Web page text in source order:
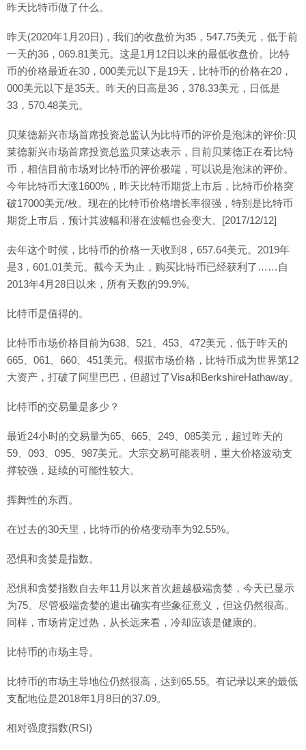
昨天比特币做了什么。
昨天(2020年1月20日)，我们的收盘价为35，547.75美元，低于前
一天的36，069.81美元。这是1月12日以来的最低收盘价。比特
币的价格最近在30，000美元以下是19天，比特币的价格在20，
000美元以下是35天。昨天的日高是36，378.33美元，日低是
33，570.48美元。
贝莱德新兴市场首席投资总监认为比特币的评价是泡沫的评价:贝
莱德新兴市场首席投资总监贝莱达表示，目前贝莱德正在看比特
币，相信目前市场对比特币的评价极端，可以说是泡沫的评价。
今年比特币大涨1600%，昨天比特币期货上市后，比特币价格突
破17000美元/枚。现在的比特币价格增长率很强，特别是比特币
期货上市后，预计其波幅和潜在波幅也会变大。[2017/12/12]
去年这个时候，比特币的价格一天收到8，657.64美元。2019年
是3，601.01美元。截今天为止，购买比特币已经获利了……自
2013年4月28日以来，所有天数的99.9%。
比特币是值得的。
比特币市场价格目前为638、521、453、472美元，低于昨天的
665、061、660、451美元。根据市场价格，比特币成为世界第12
大资产，打破了阿里巴巴，但超过了Visa和BerkshireHathaway。
比特币的交易量是多少？
最近24小时的交易量为65、665、249、085美元，超过昨天的
59、093、095、987美元。大宗交易可能表明，重大价格波动支
撑较强，延续的可能性较大。
挥舞性的东西。
在过去的30天里，比特币的价格变动率为92.55%。
恐惧和贪婪是指数。
恐惧和贪婪指数自去年11月以来首次超越极端贪婪，今天已显示
为75。尽管极端贪婪的退出确实有些象征意义，但这仍然很高。
同样，市场肯定过热，从长远来看，冷却应该是健康的。
比特币的市场主导。
比特币的市场主导地位仍然很高，达到65.55。有记录以来的最低
支配地位是2018年1月8日的37.09。
相对强度指数(RSI)